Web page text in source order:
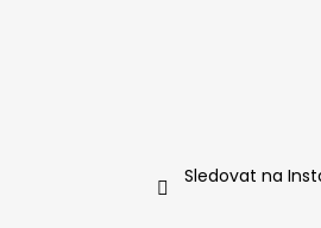
Sledovat na